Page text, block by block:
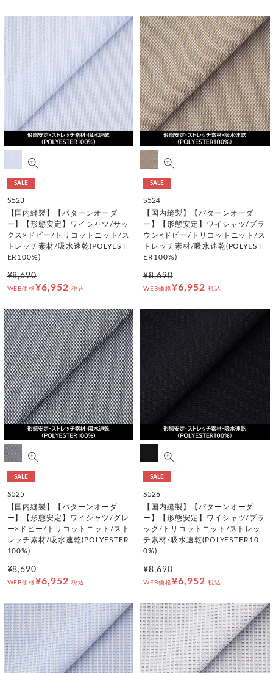
SALE
S523
【国内縫製】【パターンオーダ
ー】【形態安定】ワイシャツ/サッ
クス×ドビー/トリコットニット/ス
トレッチ素材/吸水速乾(POLYEST
ER100%)
¥8,690
WEB価格¥6,952 税込
SALE
S524
【国内縫製】【パターンオーダ
ー】【形態安定】ワイシャツ/ブラ
ウン×ドビー/トリコットニット/ス
トレッチ素材/吸水速乾(POLYEST
ER100%)
¥8,690
WEB価格¥6,952 税込
SALE
S525
【国内縫製】【パターンオーダ
ー】【形態安定】ワイシャツ/グレ
ー×ドビー/トリコットニット/スト
レッチ素材/吸水速乾(POLYESTER
100%)
¥8,690
WEB価格¥6,952 税込
SALE
S526
【国内縫製】【パターンオーダ
ー】【形態安定】ワイシャツ/ブラ
ック/トリコットニット/ストレッ
チ素材/吸水速乾(POLYESTER10
0%)
¥8,690
WEB価格¥6,952 税込